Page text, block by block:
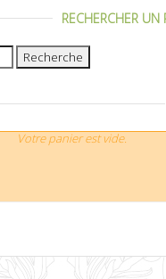
RECHERCHER UN
Votre panier est vide.